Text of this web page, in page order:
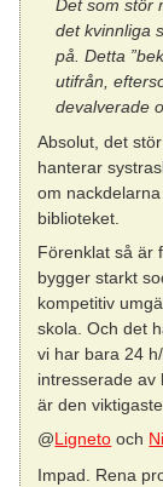
Det som stör
det kvinnliga
på. Detta
utifrån,
devalverade
Absolut, det
hanterar
om
biblioteket.
Förenklat så är
bygger starkt
kompetitiv
skola. Och det
vi har bara 24
intresserade av
är den
@Ligneto och
Impad. Rena